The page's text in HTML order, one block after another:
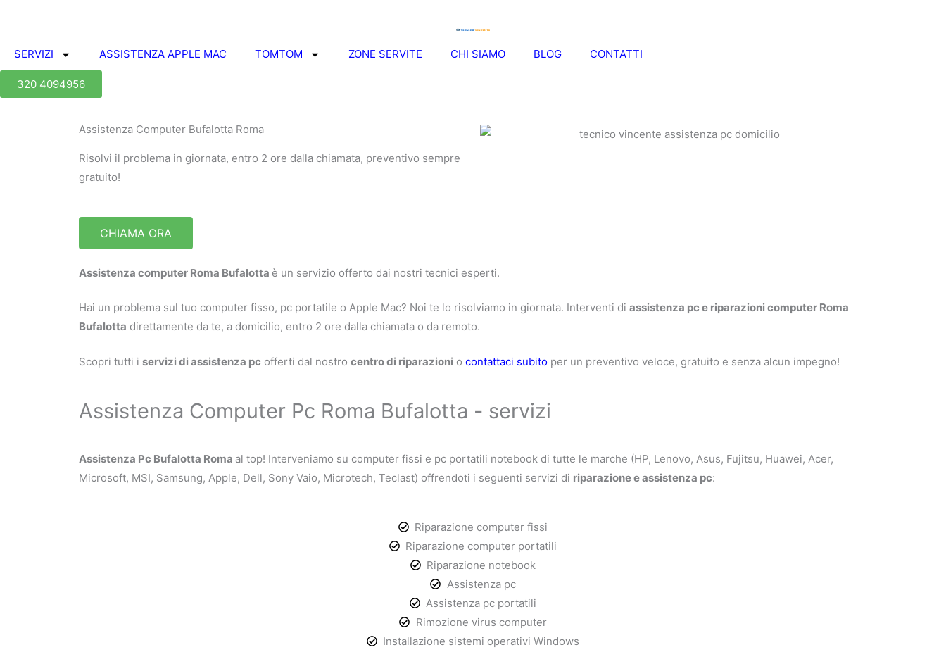
contenuto
SERVIZI ASSISTENZA APPLE MAC TOMTOM ZONE SERVITE CHI SIAMO BLOG CONTATTI
320 4094956
Assistenza Computer Bufalotta Roma
Risolvi il problema in giornata, entro 2 ore dalla chiamata, preventivo sempre
gratuito!
CHIAMA ORA
Assistenza computer Roma Bufalotta è un servizio offerto dai nostri tecnici esperti.
Hai un problema sul tuo computer fisso, pc portatile o Apple Mac? Noi te lo risolviamo in giornata. Interventi di assistenza pc e riparazioni computer Roma
Bufalotta direttamente da te, a domicilio, entro 2 ore dalla chiamata o da remoto.
Scopri tutti i servizi di assistenza pc offerti dal nostro centro di riparazioni o contattaci subito per un preventivo veloce, gratuito e senza alcun impegno!
Assistenza Computer Pc Roma Bufalotta - servizi
Assistenza Pc Bufalotta Roma al top! Interveniamo su computer fissi e pc portatili notebook di tutte le marche (HP, Lenovo, Asus, Fujitsu, Huawei, Acer,
Microsoft, MSI, Samsung, Apple, Dell, Sony Vaio, Microtech, Teclast) offrendoti i seguenti servizi di riparazione e assistenza pc:
Riparazione computer fissi
Riparazione computer portatili
Riparazione notebook
Assistenza pc
Assistenza pc portatili
Rimozione virus computer
Installazione sistemi operativi Windows